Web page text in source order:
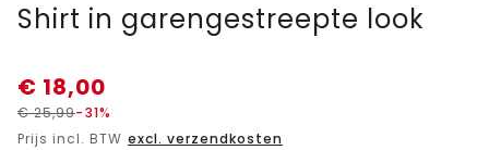
Shirt in garengestreepte look
€ 18,00
€25,99-31%
Prijs incl. BTW excl. verzendkosten